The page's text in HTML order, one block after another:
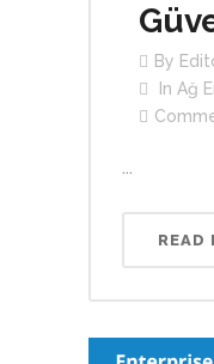
By
In Ağ
READ